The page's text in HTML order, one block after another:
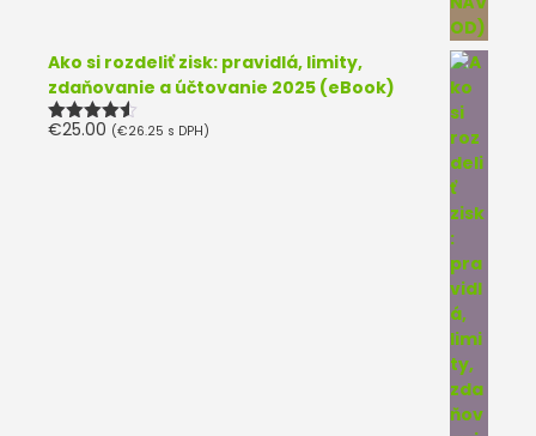
Ako si rozdeliť zisk: pravidlá, limity,
zdaňovanie a účtovanie 2025 (eBook)
Hodnotenie
€25.00 (€26.25 s DPH)